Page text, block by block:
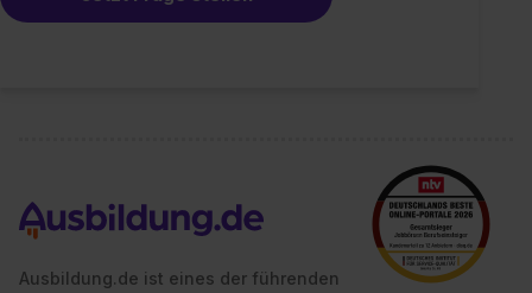
Ausbildung.de ist eines der führenden